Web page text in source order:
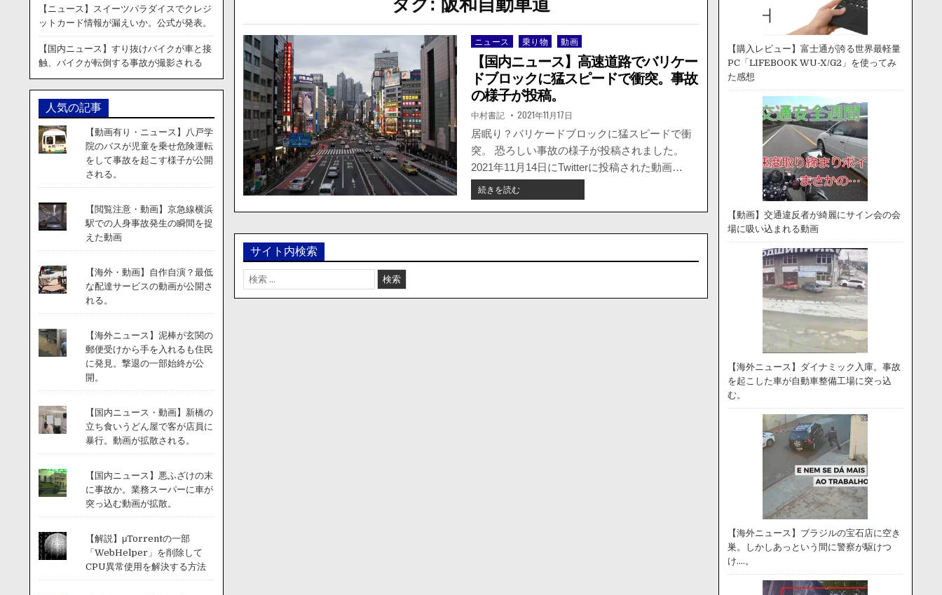
Posted
ニュース 乗り物 動画
【国内ニュース】高速道路でバリケー
ドブロックに猛スピードで衝突。事故
の様子が投稿。
著
者:
中村書記 掲
載
日：
2021年11月17日
居眠り？バリケードブロックに猛スピードで衝
突。 恐ろしい事故の様子が投稿されました。
2021年11月14日にTwitterに投稿された動画…
続きを読む【国
内
ニ
サイト内検索
検
索:
【ニュース】スイーツパラダイスでクレジ
ットカード情報が漏えいか。公式が発表。
【国内ニュース】すり抜けバイクが車と接
触、バイクが転倒する事故が撮影される
人気の記事
【動画有り・ニュース】八戸学
院のバスが児童を乗せ危険運転
をして事故を起こす様子が公開
される。
【閲覧注意・動画】京急線横浜
駅での人身事故発生の瞬間を捉
えた動画
【海外・動画】自作自演？最低
な配達サービスの動画が公開さ
れる。
【海外ニュース】泥棒が玄関の
郵便受けから手を入れるも住民
に発見。撃退の一部始終が公
開。
【国内ニュース・動画】新橋の
立ち食いうどん屋で客が店員に
暴行。動画が拡散される。
【国内ニュース】悪ふざけの末
に事故か。業務スーパーに車が
突っ込む動画が拡散。
【解説】μTorrentの一部
「WebHelper」を削除して
CPU異常使用を解決する方法
【購入レビュー】富士通が誇る世界最軽量
PC「LIFEBOOK WU-X/G2」を使ってみ
た感想
【動画】交通違反者が綺麗にサイン会の会
場に吸い込まれる動画
【海外ニュース】ダイナミック入庫。事故
を起こした車が自動車整備工場に突っ込
む。
【海外ニュース】ブラジルの宝石店に空き
巣。しかしあっという間に警察が駆けつ
け….。